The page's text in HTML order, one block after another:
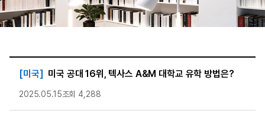
[미국] 미국 공대 16위, 텍사스 A&M 대학교 유학 방법은?
2025.05.15조회 4,288